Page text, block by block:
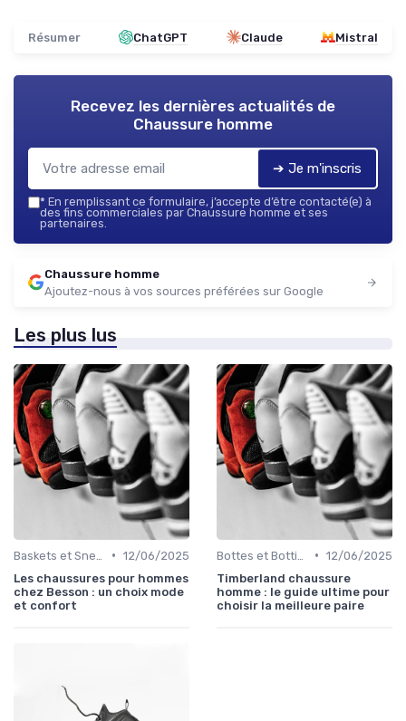
Résumer ChatGPT Claude Mistral
Recevez les dernières actualités de
Chaussure homme
➔ Je m'inscris
* En remplissant ce formulaire, j’accepte d’être contacté(e) à
des fins commerciales par Chaussure homme et ses
partenaires.
Chaussure homme
Ajoutez-nous à vos sources préférées sur Google
Les plus lus
• 12/06/2025
Les chaussures pour hommes
chez Besson : un choix mode
et confort
• 12/06/2025
Timberland chaussure
homme : le guide ultime pour
choisir la meilleure paire